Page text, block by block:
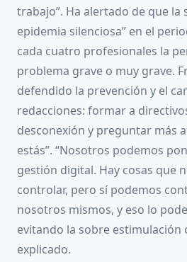
trabajo”. Ha alertado de que la
epidemia silenciosa” en el
cada cuatro profesionales la
problema grave o muy grave.
defendido la prevención y el
redacciones: formar a
desconexión y preguntar más
estás”. “Nosotros podemos
gestión digital. Hay cosas que
controlar, pero sí podemos
nosotros mismos, y eso lo
evitando la sobre estimulación
explicado.